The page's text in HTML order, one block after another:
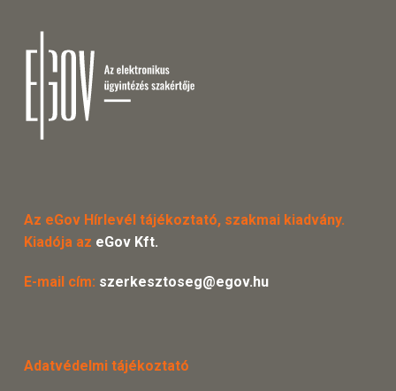
Az eGov Hírlevél tájékoztató, szakmai kiadvány.
Kiadója az eGov Kft.
E-mail cím: szerkesztoseg@egov.hu
Adatvédelmi tájékoztató